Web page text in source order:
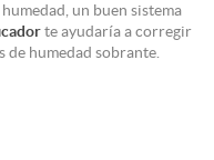
un buen sistema
te ayudaría a corregir
de humedad sobrante.